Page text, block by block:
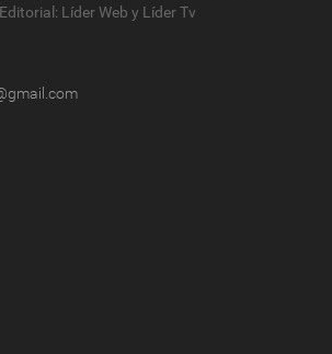
Líder Web y Líder Tv